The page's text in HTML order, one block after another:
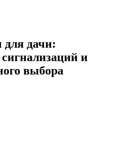
дачи:
и
выбора